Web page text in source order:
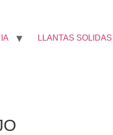
LLANTAS SOLIDAS